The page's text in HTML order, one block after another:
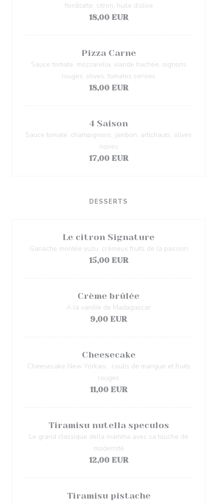
fiordilatte, citron, huile d’olive
18,00 EUR
Pizza Carne
Sauce tomate, mozzarella, viande hachée, oignons
rouges, olives, tomates cerises
18,00 EUR
4 Saison
Sauce tomate, champignons, jambon, artichauts, olives
noires
17,00 EUR
DESSERTS
Le citron Signature
Ganache montée yuzu, crémeux fruits de la passion
15,00 EUR
Crème brûlée
A la vanille de Madagascar
9,00 EUR
Cheesecake
Cheesecake New Yorkais , coulis de mangue et fruits
rouges
11,00 EUR
Tiramisu nutella speculos
Le grand classique della mamma avec sa touche de
modernité
12,00 EUR
Tiramisu pistache